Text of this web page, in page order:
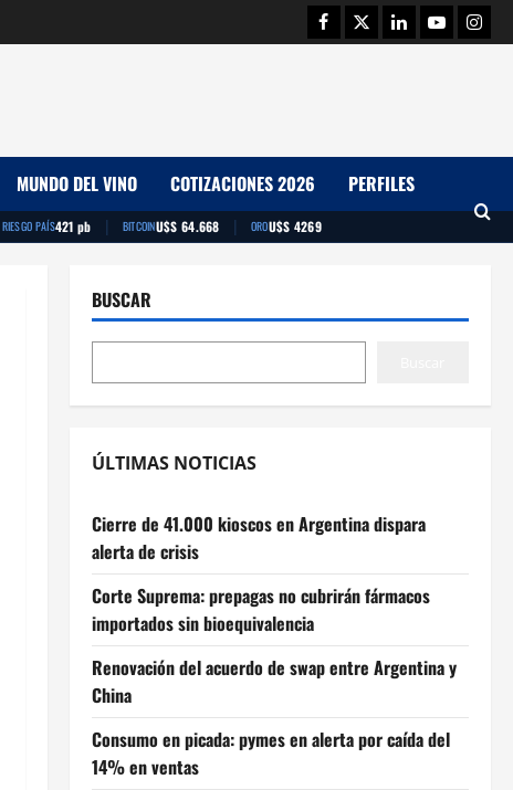
Facebook
TwitterLinkedinYoutube
MUNDO DEL VINO COTIZACIONES 2026 PERFILES
RIESGO PAÍS421 pb | BITCOINU$S 64.668 | OROU$S 4269
BUSCAR
ÚLTIMAS NOTICIAS
Cierre de 41.000 kioscos en Argentina dispara
alerta de crisis
Corte Suprema: prepagas no cubrirán fármacos
importados sin bioequivalencia
Renovación del acuerdo de swap entre Argentina y
China
Consumo en picada: pymes en alerta por caída del
14% en ventas